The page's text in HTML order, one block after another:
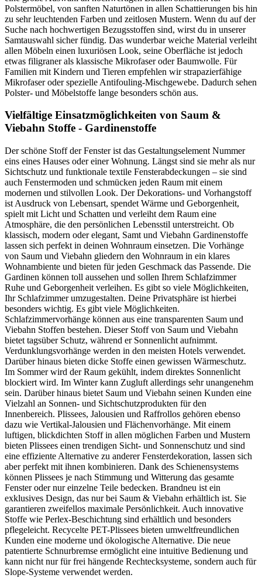
Polstermöbel, von sanften Naturtönen in allen Schattierungen bis hin
zu sehr leuchtenden Farben und zeitlosen Mustern. Wenn du auf der
Suche nach hochwertigen Bezugsstoffen sind, wirst du in unserer
Samtauswahl sicher fündig. Das wunderbar weiche Material verleiht
allen Möbeln einen luxuriösen Look, seine Oberfläche ist jedoch
etwas filigraner als klassische Mikrofaser oder Baumwolle. Für
Familien mit Kindern und Tieren empfehlen wir strapazierfähige
Mikrofaser oder spezielle Antifouling-Mischgewebe. Dadurch sehen
Polster- und Möbelstoffe lange besonders schön aus.
Vielfältige Einsatzmöglichkeiten von Saum &
Viebahn Stoffe - Gardinenstoffe
Der schöne Stoff der Fenster ist das Gestaltungselement Nummer
eins eines Hauses oder einer Wohnung. Längst sind sie mehr als nur
Sichtschutz und funktionale textile Fensterabdeckungen – sie sind
auch Fenstermoden und schmücken jeden Raum mit einem
modernen und stilvollen Look. Der Dekorations- und Vorhangstoff
ist Ausdruck von Lebensart, spendet Wärme und Geborgenheit,
spielt mit Licht und Schatten und verleiht dem Raum eine
Atmosphäre, die den persönlichen Lebensstil unterstreicht. Ob
klassisch, modern oder elegant, Samt und Viebahn Gardinenstoffe
lassen sich perfekt in deinen Wohnraum einsetzen. Die Vorhänge
von Saum und Viebahn gliedern den Wohnraum in ein klares
Wohnambiente und bieten für jeden Geschmack das Passende. Die
Gardinen können toll aussehen und sollen Ihrem Schlafzimmer
Ruhe und Geborgenheit verleihen. Es gibt so viele Möglichkeiten,
Ihr Schlafzimmer umzugestalten. Deine Privatsphäre ist hierbei
besonders wichtig. Es gibt viele Möglichkeiten.
Schlafzimmervorhänge können aus eine transparenten Saum und
Viebahn Stoffen bestehen. Dieser Stoff von Saum und Viebahn
bietet tagsüber Schutz, während er Sonnenlicht aufnimmt.
Verdunklungsvorhänge werden in den meisten Hotels verwendet.
Darüber hinaus bieten dicke Stoffe einen gewissen Wärmeschutz.
Im Sommer wird der Raum gekühlt, indem direktes Sonnenlicht
blockiert wird. Im Winter kann Zugluft allerdings sehr unangenehm
sein. Darüber hinaus bietet Saum und Viebahn seinen Kunden eine
Vielzahl an Sonnen- und Sichtschutzprodukten für den
Innenbereich. Plissees, Jalousien und Raffrollos gehören ebenso
dazu wie Vertikal-Jalousien und Flächenvorhänge. Mit einem
luftigen, blickdichten Stoff in allen möglichen Farben und Mustern
bieten Plissees einen trendigen Sicht- und Sonnenschutz und sind
eine effiziente Alternative zu anderer Fensterdekoration, lassen sich
aber perfekt mit ihnen kombinieren. Dank des Schienensystems
können Plissees je nach Stimmung und Witterung das gesamte
Fenster oder nur einzelne Teile bedecken. Brandneu ist ein
exklusives Design, das nur bei Saum & Viebahn erhältlich ist. Sie
garantieren zweifellos maximale Persönlichkeit. Auch innovative
Stoffe wie Perlex-Beschichtung sind erhältlich und besonders
pflegeleicht. Recycelte PET-Plissees bieten umweltfreundlichen
Kunden eine moderne und ökologische Alternative. Die neue
patentierte Schnurbremse ermöglicht eine intuitive Bedienung und
kann nicht nur für frei hängende Rechtecksysteme, sondern auch für
Slope-Systeme verwendet werden.